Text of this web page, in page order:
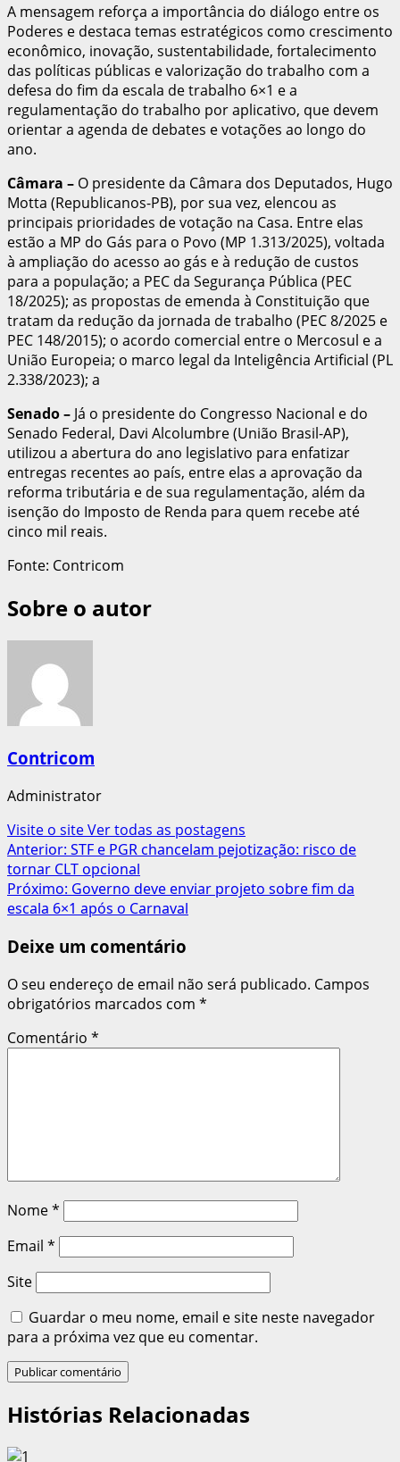
A mensagem reforça a importância do diálogo entre os
Poderes e destaca temas estratégicos como crescimento
econômico, inovação, sustentabilidade, fortalecimento
das políticas públicas e valorização do trabalho com a
defesa do fim da escala de trabalho 6×1 e a
regulamentação do trabalho por aplicativo, que devem
orientar a agenda de debates e votações ao longo do
ano.
Câmara – O presidente da Câmara dos Deputados, Hugo
Motta (Republicanos-PB), por sua vez, elencou as
principais prioridades de votação na Casa. Entre elas
estão a MP do Gás para o Povo (MP 1.313/2025), voltada
à ampliação do acesso ao gás e à redução de custos
para a população; a PEC da Segurança Pública (PEC
18/2025); as propostas de emenda à Constituição que
tratam da redução da jornada de trabalho (PEC 8/2025 e
PEC 148/2015); o acordo comercial entre o Mercosul e a
União Europeia; o marco legal da Inteligência Artificial (PL
2.338/2023); a
Senado– Já o presidente do Congresso Nacional e do
Senado Federal, Davi Alcolumbre (União Brasil-AP),
utilizou a abertura do ano legislativo para enfatizar
entregas recentes ao país, entre elas a aprovação da
reforma tributária e de sua regulamentação, além da
isenção do Imposto de Renda para quem recebe até
cinco mil reais.
Fonte: Contricom
Sobre o autor
Contricom
Administrator
Visite o siteVer todas as postagens
Navegação
de
artigos
Anterior: STF e PGR chancelam pejotização: risco de
tornar CLT opcional
Próximo: Governo deve enviar projeto sobre fim da
escala 6×1 após o Carnaval
Deixe um comentário
O seu endereço de email não será publicado. Campos
obrigatórios marcados com *
Comentário *
Nome*
Email *
Site
Guardar o meu nome, email e site neste navegador
para a próxima vez que eu comentar.
Histórias Relacionadas